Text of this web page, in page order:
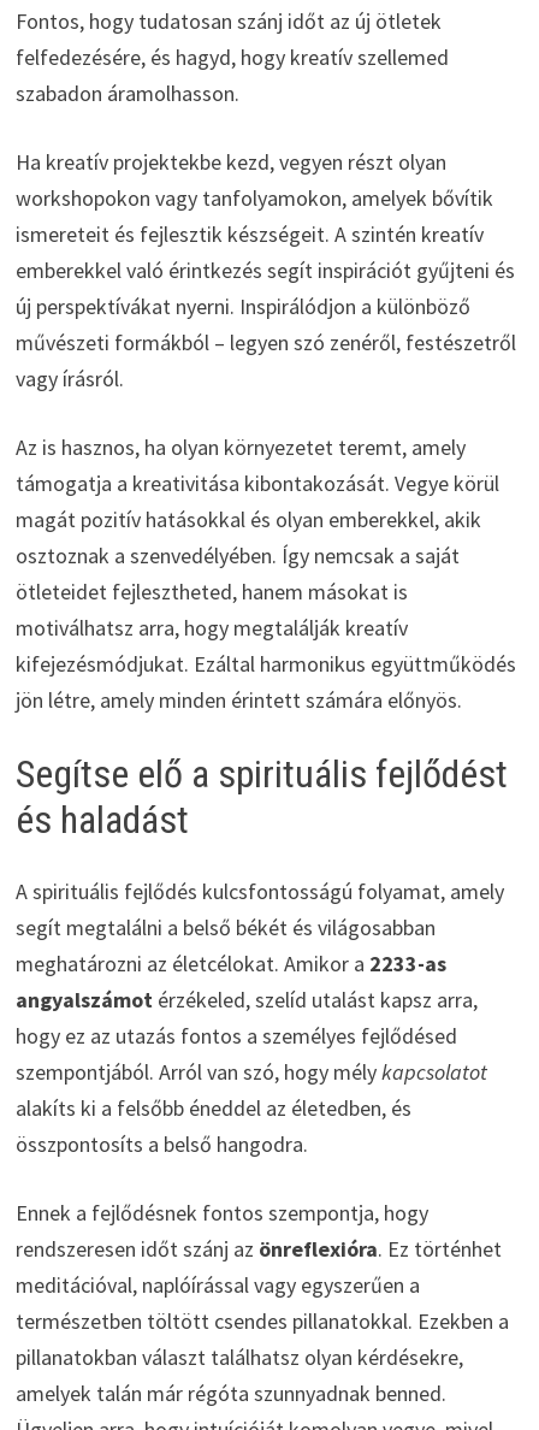
Fontos, hogy tudatosan szánj időt az új ötletek
felfedezésére, és hagyd, hogy kreatív szellemed
szabadon áramolhasson.
Ha kreatív projektekbe kezd, vegyen részt olyan
workshopokon vagy tanfolyamokon, amelyek bővítik
ismereteit és fejlesztik készségeit. A szintén kreatív
emberekkel való érintkezés segít inspirációt gyűjteni és
új perspektívákat nyerni. Inspirálódjon a különböző
művészeti formákból – legyen szó zenéről, festészetről
vagy írásról.
Az is hasznos, ha olyan környezetet teremt, amely
támogatja a kreativitása kibontakozását. Vegye körül
magát pozitív hatásokkal és olyan emberekkel, akik
osztoznak a szenvedélyében. Így nemcsak a saját
ötleteidet fejlesztheted, hanem másokat is
motiválhatsz arra, hogy megtalálják kreatív
kifejezésmódjukat. Ezáltal harmonikus együttműködés
jön létre, amely minden érintett számára előnyös.
Segítse elő a spirituális fejlődést
és haladást
A spirituális fejlődés kulcsfontosságú folyamat, amely
segít megtalálni a belső békét és világosabban
meghatározni az életcélokat. Amikor a 2233-as
angyalszámotérzékeled, szelíd utalást kapsz arra,
hogy ez az utazás fontos a személyes fejlődésed
szempontjából. Arról van szó, hogy mélykapcsolatot
alakíts ki a felsőbb éneddel az életedben, és
összpontosíts a belső hangodra.
Ennek a fejlődésnek fontos szempontja, hogy
rendszeresen időt szánj az önreflexióra. Ez történhet
meditációval, naplóírással vagy egyszerűen a
természetben töltött csendes pillanatokkal. Ezekben a
pillanatokban választ találhatsz olyan kérdésekre,
amelyek talán már régóta szunnyadnak benned.